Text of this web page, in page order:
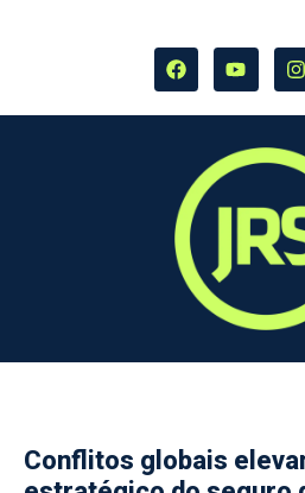
Conflitos globais